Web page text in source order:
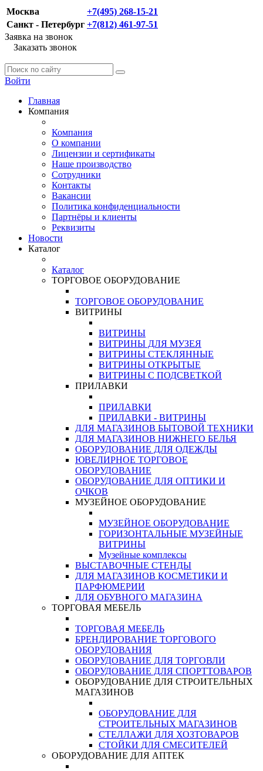
Москва
+7(495) 268-15-21
Санкт - Петербург +7(812) 461-97-51
Заявка на звонок
Заказать звонок
Войти
Главная
Компания
Компания
О компании
Лицензии и сертификаты
Наше производство
Сотрудники
Контакты
Вакансии
Политика конфиденциальности
Партнёры и клиенты
Реквизиты
Новости
Каталог
Каталог
ТОРГОВОЕ ОБОРУДОВАНИЕ
ТОРГОВОЕ ОБОРУДОВАНИЕ
ВИТРИНЫ
ВИТРИНЫ
ВИТРИНЫ ДЛЯ МУЗЕЯ
ВИТРИНЫ СТЕКЛЯННЫЕ
ВИТРИНЫ ОТКРЫТЫЕ
ВИТРИНЫ С ПОДСВЕТКОЙ
ПРИЛАВКИ
ПРИЛАВКИ
ПРИЛАВКИ - ВИТРИНЫ
ДЛЯ МАГАЗИНОВ БЫТОВОЙ ТЕХНИКИ
ДЛЯ МАГАЗИНОВ НИЖНЕГО БЕЛЬЯ
ОБОРУДОВАНИЕ ДЛЯ ОДЕЖДЫ
ЮВЕЛИРНОЕ ТОРГОВОЕ
ОБОРУДОВАНИЕ
ОБОРУДОВАНИЕ ДЛЯ ОПТИКИ И
ОЧКОВ
МУЗЕЙНОЕ ОБОРУДОВАНИЕ
МУЗЕЙНОЕ ОБОРУДОВАНИЕ
ГОРИЗОНТАЛЬНЫЕ МУЗЕЙНЫЕ
ВИТРИНЫ
Музейные комплексы
ВЫСТАВОЧНЫЕ СТЕНДЫ
ДЛЯ МАГАЗИНОВ КОСМЕТИКИ И
ПАРФЮМЕРИИ
ДЛЯ ОБУВНОГО МАГАЗИНА
ТОРГОВАЯ МЕБЕЛЬ
ТОРГОВАЯ МЕБЕЛЬ
БРЕНДИРОВАНИЕ ТОРГОВОГО
ОБОРУДОВАНИЯ
ОБОРУДОВАНИЕ ДЛЯ ТОРГОВЛИ
ОБОРУДОВАНИЕ ДЛЯ СПОРТТОВАРОВ
ОБОРУДОВАНИЕ ДЛЯ СТРОИТЕЛЬНЫХ
МАГАЗИНОВ
ОБОРУДОВАНИЕ ДЛЯ
СТРОИТЕЛЬНЫХ МАГАЗИНОВ
СТЕЛЛАЖИ ДЛЯ ХОЗТОВАРОВ
СТОЙКИ ДЛЯ СМЕСИТЕЛЕЙ
ОБОРУДОВАНИЕ ДЛЯ АПТЕК